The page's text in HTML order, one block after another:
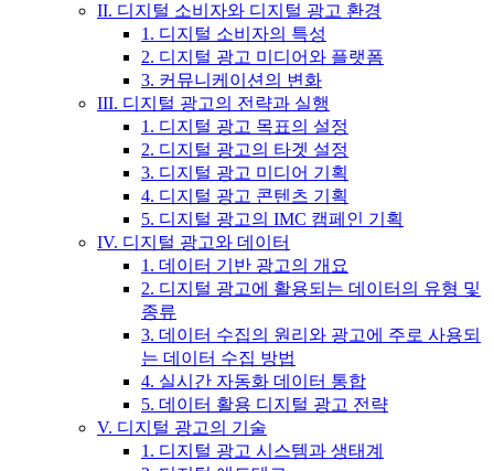
II. 디지털 소비자와 디지털 광고 환경
1. 디지털 소비자의 특성
2. 디지털 광고 미디어와 플랫폼
3. 커뮤니케이션의 변화
III. 디지털 광고의 전략과 실행
1. 디지털 광고 목표의 설정
2. 디지털 광고의 타겟 설정
3. 디지털 광고 미디어 기획
4. 디지털 광고 콘텐츠 기획
5. 디지털 광고의 IMC 캠페인 기획
IV. 디지털 광고와 데이터
1. 데이터 기반 광고의 개요
2. 디지털 광고에 활용되는 데이터의 유형 및
종류
3. 데이터 수집의 원리와 광고에 주로 사용되
는 데이터 수집 방법
4. 실시간 자동화 데이터 통합
5. 데이터 활용 디지털 광고 전략
V. 디지털 광고의 기술
1. 디지털 광고 시스템과 생태계